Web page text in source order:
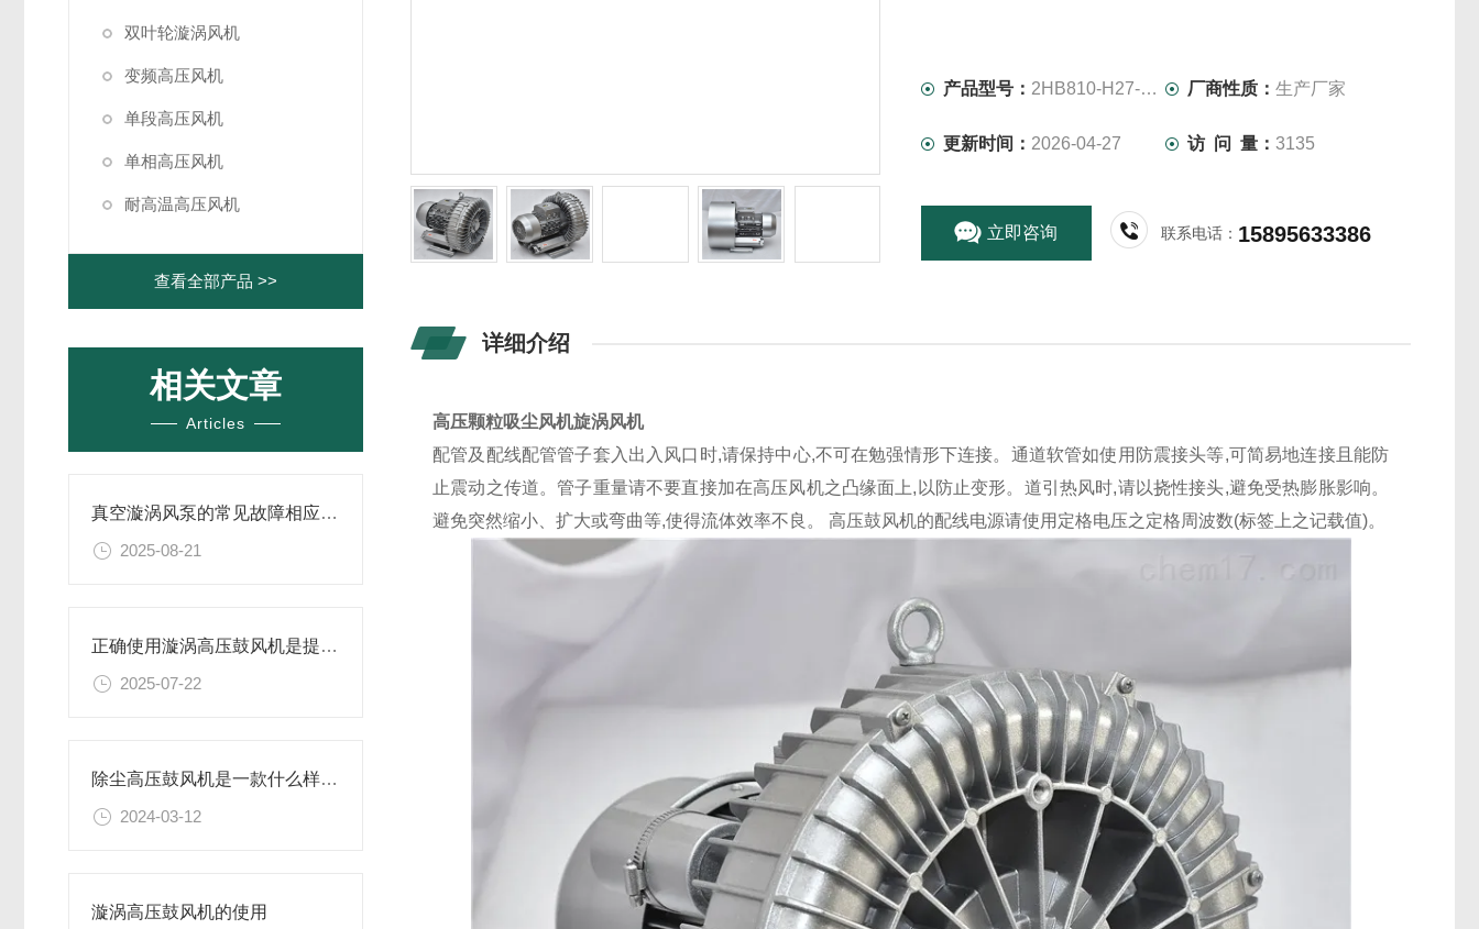
双叶轮漩涡风机
变频高压风机
单段高压风机
单相高压风机
耐高温高压风机
查看全部产品 >>
相关文章
Articles
真空漩涡风泵的常见故障相应解决方案分享
2025-08-21
正确使用漩涡高压鼓风机是提升效率与安全性的关键
2025-07-22
除尘高压鼓风机是一款什么样的设备
2024-03-12
漩涡高压鼓风机的使用
产品型号： 2HB810-H27-5.5KW-380V 厂商性质：生产厂家
更新时间： 2026-04-27 访 问 量：3135
立即咨询 联系电话： 15895633386
详细介绍
高压颗粒吸尘风机旋涡风机
配管及配线配管管子套入出入风口时,请保持中心,不可在勉强情形下连接。通道软管如使用防震接头等,可简易地连接且能防
止震动之传道。管子重量请不要直接加在高压风机之凸缘面上,以防止变形。道引热风时,请以挠性接头,避免受热膨胀影响。
避免突然缩小、扩大或弯曲等,使得流体效率不良。 高压鼓风机的配线电源请使用定格电压之定格周波数(标签上之记载值)。